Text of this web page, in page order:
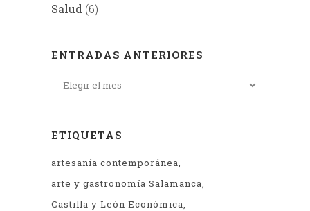
Salud (6)
ENTRADAS ANTERIORES
ETIQUETAS
artesanía contemporánea
arte y gastronomía Salamanca
Castilla y León Económica